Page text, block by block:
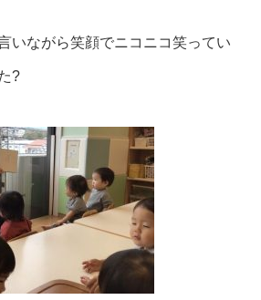
いながら笑顔でニコニコ笑ってい
?